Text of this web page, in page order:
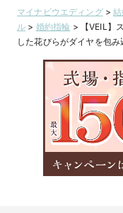
たような上品なデ
ザイン【VANillA
広島店・福山本
店】
【
店・
マイナビウエディング>
ル > 婚約指輪 >
【VEIL】
した花びらがダイヤを包み